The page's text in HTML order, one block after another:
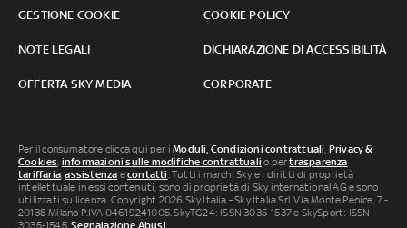
GESTIONE COOKIE COOKIE POLICY
NOTE LEGALI DICHIARAZIONE DI ACCESSIBILITÀ
OFFERTA SKY MEDIA CORPORATE
Per il consumatore clicca qui per iModuli, Condizioni contrattuali, Privacy &
Cookies, informazioni sulle modifiche contrattuali o pertrasparenza
tariffaria,assistenza econtatti. Tutti i marchi Sky e i diritti di proprietà
intellettuale in essi contenuti, sono di proprietà di Sky international AG e sono
utilizzati su licenza. Copyright 2026 Sky Italia - Sky Italia Srl Via Monte Penice, 7 -
20138 Milano P.IVA 04619241005. SkyTG24: ISSN 3035-1537 e SkySport: ISSN
3035-1545.Segnalazione Abusi